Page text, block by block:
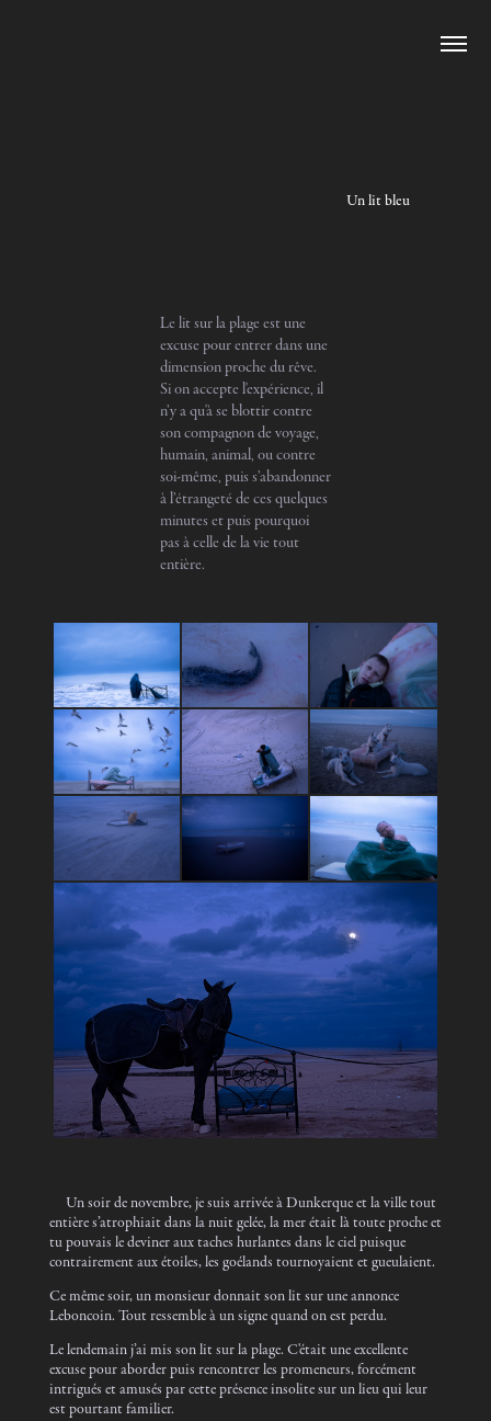
Un lit bleu
Le lit sur la plage est une
excuse pour entrer dans une
dimension proche du rêve.
Si on accepte l'expérience, il
n’y a qu'à se blottir contre
son compagnon de voyage,
humain, animal, ou contre
soi-même, puis s’abandonner
à l’étrangeté de ces quelques
minutes et puis pourquoi
pas à celle de la vie tout
entière.
Un soir de novembre, je suis arrivée à Dunkerque et la ville tout
entière s’atrophiait dans la nuit gelée, la mer était là toute proche et
tu pouvais le deviner aux taches hurlantes dans le ciel puisque
contrairement aux étoiles, les goélands tournoyaient et gueulaient.
Ce même soir, un monsieur donnait son lit sur une annonce
Leboncoin. Tout ressemble à un signe quand on est perdu.
Le lendemain j’ai mis son lit sur la plage. C'était une excellente
excuse pour aborder puis rencontrer les promeneurs, forcément
intrigués et amusés par cette présence insolite sur un lieu qui leur
est pourtant familier.